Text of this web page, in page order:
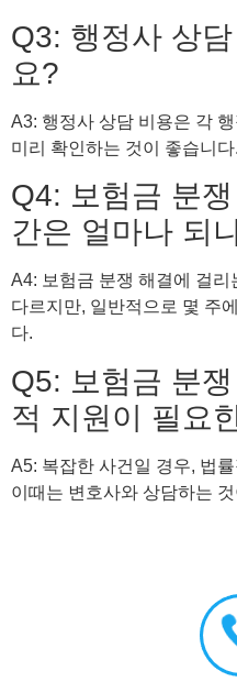
Q3: 행정사 상
요?
A3: 행정사 상담 비용은 각
미리 확인하는 것이 좋습니다.
Q4: 보험금 분
간은 얼마나 되
A4: 보험금 분쟁 해결에 걸
다르지만, 일반적으로 몇 주
다.
Q5: 보험금 분
적 지원이 필요
A5: 복잡한 사건일 경우, 법
이때는 변호사와 상담하는